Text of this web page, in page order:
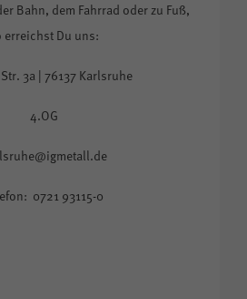
Bahn, dem Fahrrad oder zu Fuß,
erreichst Du uns:
3a | 76137 Karlsruhe
4.OG
0721 93115-0